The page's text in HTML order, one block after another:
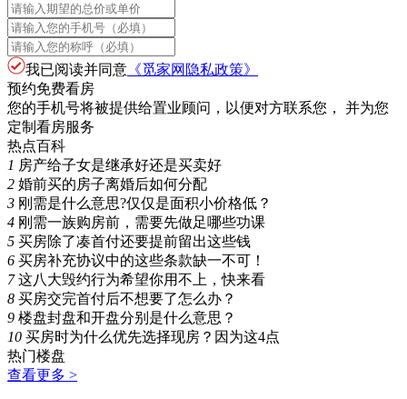
我已阅读并同意 《觅家网隐私政策》
预约免费看房
您的手机号将被提供给置业顾问，以便对方联系您， 并为您
定制看房服务
热点百科
1 房产给子女是继承好还是买卖好
2 婚前买的房子离婚后如何分配
3 刚需是什么意思?仅仅是面积小价格低？
4 刚需一族购房前，需要先做足哪些功课
5 买房除了凑首付还要提前留出这些钱
6 买房补充协议中的这些条款缺一不可！
7 这八大毁约行为希望你用不上，快来看
8 买房交完首付后不想要了怎么办？
9 楼盘封盘和开盘分别是什么意思？
10 买房时为什么优先选择现房？因为这4点
热门楼盘
查看更多 >